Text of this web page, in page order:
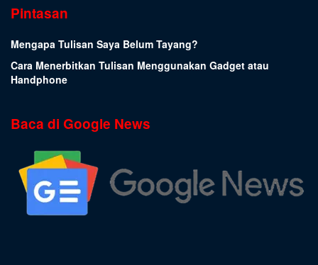
Pintasan
Mengapa Tulisan Saya Belum Tayang?
Cara Menerbitkan Tulisan Menggunakan Gadget atau
Handphone
Baca di Google News